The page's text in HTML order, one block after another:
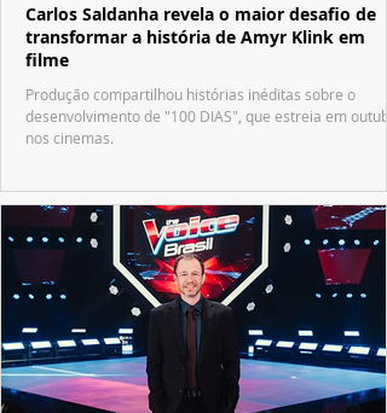
Carlos Saldanha revela o maior desafio de
transformar a história de Amyr Klink em
filme
Produção compartilhou histórias inéditas sobre o
desenvolvimento de "100 DIAS", que estreia em
nos cinemas.